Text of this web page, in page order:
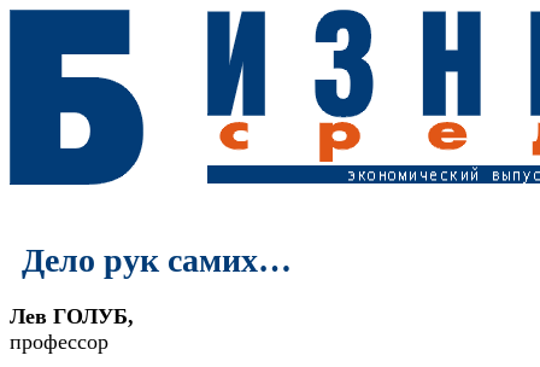
Дело рук самих…
Лев ГОЛУБ,
профессор